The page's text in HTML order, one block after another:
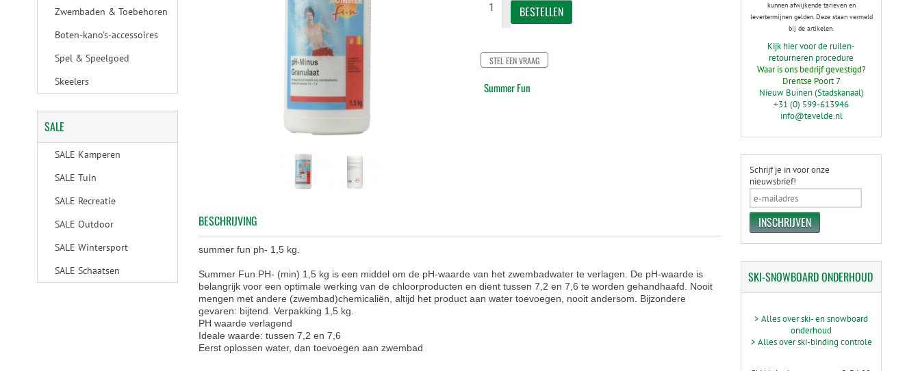
STEL EEN VRAAG
Summer Fun
BESCHRIJVING
summer fun ph- 1,5 kg.
Summer Fun PH- (min) 1,5 kg is een middel om de pH-waarde van het zwembadwater te verlagen. De pH-waarde is
belangrijk voor een optimale werking van de chloorproducten en dient tussen 7,2 en 7,6 te worden gehandhaafd. Nooit
mengen met andere (zwembad)chemicaliën, altijd het product aan water toevoegen, nooit andersom. Bijzondere
gevaren: bijtend. Verpakking 1,5 kg.
PH waarde verlagend
Ideale waarde: tussen 7,2 en 7,6
Eerst oplossen water, dan toevoegen aan zwembad
Zwembaden & Toebehoren
Boten-kano's-accessoires
Spel & Speelgoed
Skeelers
SALE
SALE Kamperen
SALE Tuin
SALE Recreatie
SALE Outdoor
SALE Wintersport
SALE Schaatsen
kunnen afwijkende tarieven en
levertermijnen gelden. Deze staan vermeld
bij de artikelen.
Kijk hier voor de ruilen-
retourneren procedure
Waar is ons bedrijf gevestigd?
Drentse Poort 7
Nieuw Buinen (Stadskanaal)
+31 (0) 599-613946
info@tevelde.nl
Schrijf je in voor onze
nieuwsbrief!
SKI-SNOWBOARDONDERHOUD
> Alles over ski- en snowboard
onderhoud
> Alles over ski-binding controle